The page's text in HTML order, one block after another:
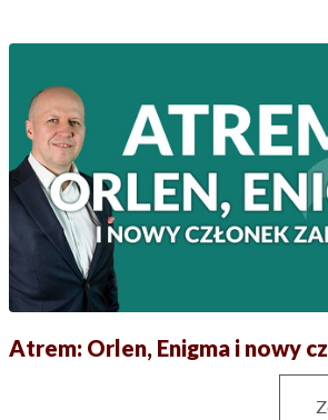
Atrem: Orlen, Enigma i nowy